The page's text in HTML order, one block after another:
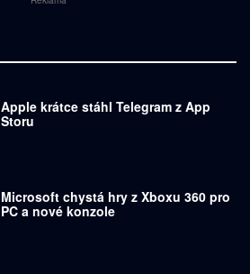
Apple krátce stáhl Telegram z App
Storu
Microsoft chystá hry z Xboxu 360 pro
PC a nové konzole